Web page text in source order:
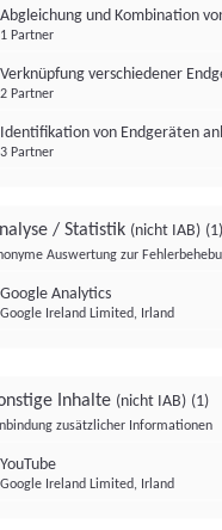
professionell
Abgleichung und Kombination
1 Partner
Verknüpfung verschiedener
2 Partner
Identifikation von Endgeräten
3 Partner
/ Statistik (nicht IAB) (1)
Auswertung zur
Google Analytics
Google Ireland Limited, Irland
Inhalte (nicht IAB) (1)
zusätzlicher Informationen
YouTube
Google Ireland Limited, Irland